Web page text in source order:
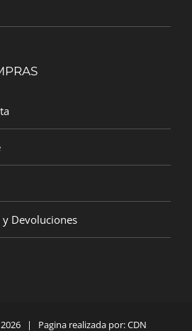
Devoluciones
2026 | Pagina realizada por:CDN